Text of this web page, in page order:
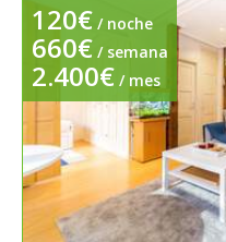
120€ / noche
660€ / semana
2.400€ / mes